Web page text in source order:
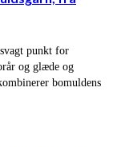
punkt for
og glæde og
bomuldens